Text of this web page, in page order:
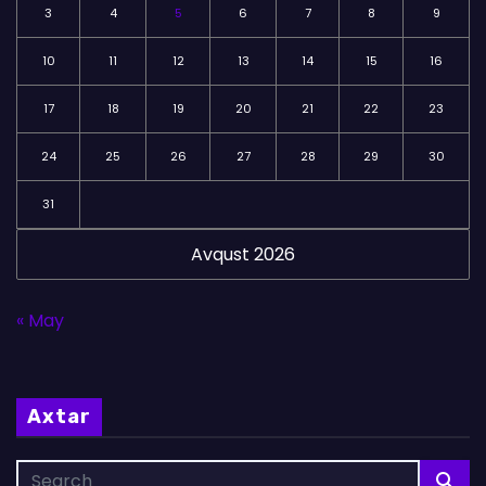
Avqust 2026
3 4 5 6 7 8 9
10 11 12 13 14 15 16
17 18 19 20 21 22 23
24 25 26 27 28 29 30
31
« May
Axtar